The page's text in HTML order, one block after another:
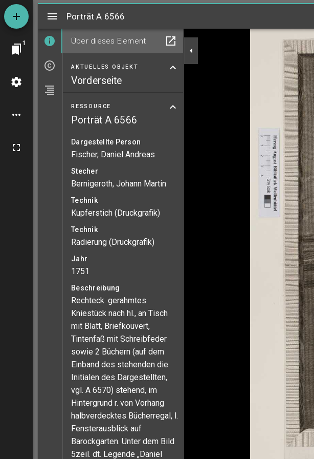
1
MiradorPorträt A 6566
Über dieses Element
AKTUELLES OBJEKT
Vorderseite
RESSOURCE
Porträt A 6566
Dargestellte Person
Fischer, Daniel Andreas
Stecher
Bernigeroth, Johann Martin
Technik
Kupferstich (Druckgrafik)
Technik
Radierung (Druckgrafik)
Jahr
1751
Beschreibung
Rechteck. gerahmtes
Kniestück nach hl., an Tisch
mit Blatt, Briefkouvert,
Tintenfaß mit Schreibfeder
sowie 2 Büchern (auf dem
Einband des stehenden die
Initialen des Dargestellten,
vgl. A 6570) stehend, im
Hintergrund r. von Vorhang
halbverdecktes Bücherregal, l.
Fensterausblick auf
Barockgarten. Unter dem Bild
5zeil. dt. Legende „Daniel
Porträt A 6566